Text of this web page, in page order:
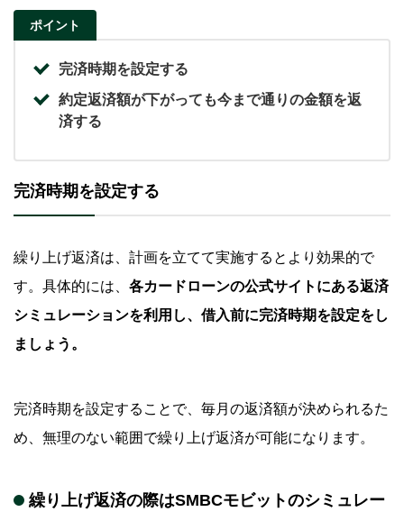
ポイント
完済時期を設定する
約定返済額が下がっても今まで通りの金額を返
済する
完済時期を設定する
繰り上げ返済は、計画を立てて実施するとより効果的で
す。具体的には、 各カードローンの公式サイトにある返済
シミュレーションを利用し、借入前に完済時期を設定をし
ましょう。
完済時期を設定することで、毎月の返済額が決められるた
め、無理のない範囲で繰り上げ返済が可能になります。
繰り上げ返済の際はSMBCモビットのシミュレー